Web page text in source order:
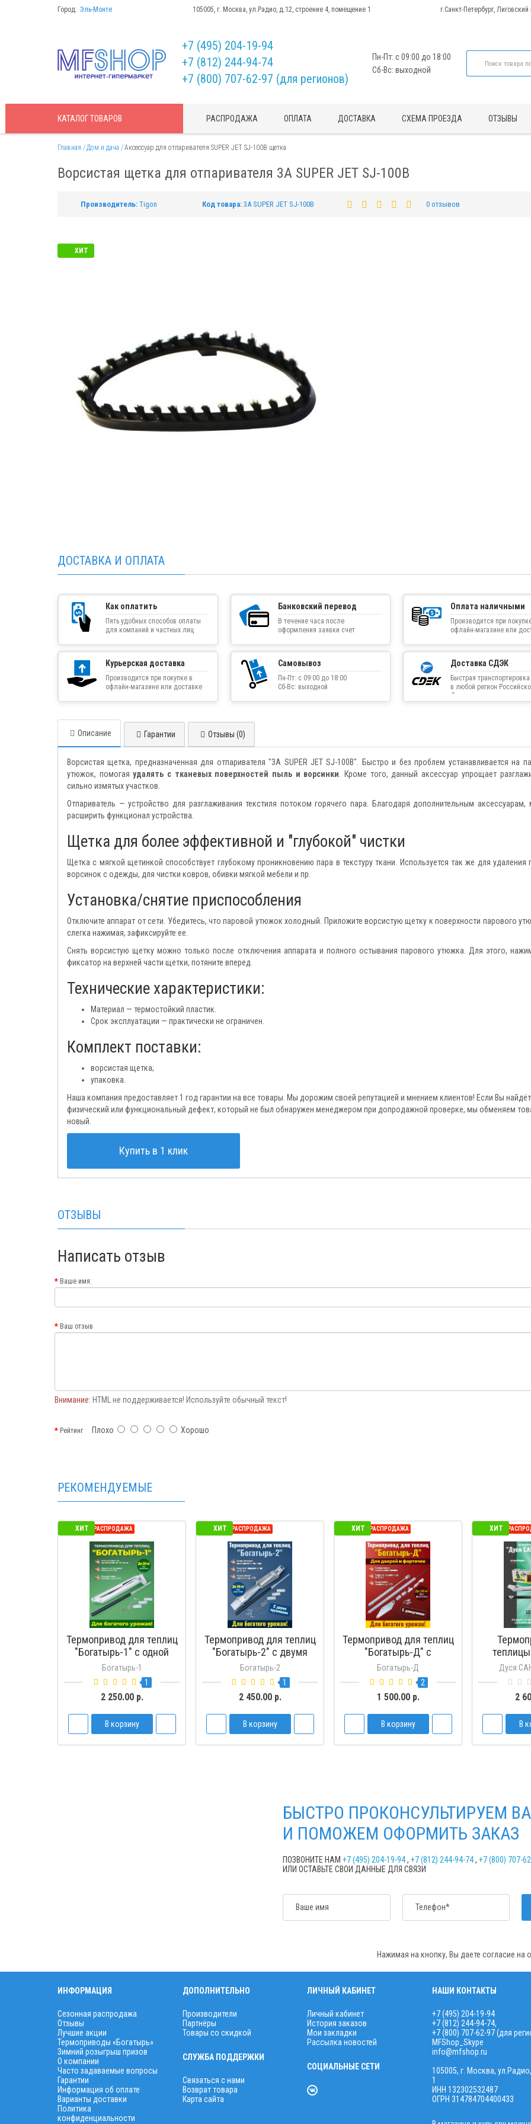
Город: Эль-Монте 105005, г. Москва, ул.Радио, д.12, строение 4, помещение 1 г.Санкт-Петербург,
+7 (495) 204-19-94
+7 (812) 244-94-74
+7 (800) 707-62-97 (для регионов)
Пн-Пт: с 09:00 до 18:00
Сб-Вс: выходной
КАТАЛОГТОВАРОВ РАСПРОДАЖА ОПЛАТА ДОСТАВКА СХЕМА ПРОЕЗДА ОТЗЫВЫ
Главная Дом и дача Аксессуар для отпаривателя SUPER JET SJ-100B щетка
Ворсистая щетка для отпаривателя 3A SUPER JET SJ-100B
Производитель: Tigon Код товара: 3A SUPER JET SJ-100B 0 отзывов
ХИТ
ДОСТАВКА И ОПЛАТА
Как оплатить
Пять удобных способов оплаты
для компаний и частных лиц
Банковский перевод
В течение часа после
оформления заявки счет
электронную почту
Оплата наличными
Производится при
офлайн-магазине или
Курьерская доставка
Производится при покупке в
офлайн-магазине или доставке
Самовывоз
Пн-Пт: с 09:00 до 18:00
Сб-Вс: выходной
Доставка СДЭК
Быстрая
в любой регион
Федерации
Описание Гарантии Отзывы (0)
Ворсистая щетка, предназначенная для отпаривателя "3A SUPER JET SJ-100B". Быстро и без проблем устанавливается на
утюжок, помогаяудалять с тканевых поверхностей пыль и ворсинки . Кроме того, данный аксессуар упрощает
сильно измятых участков.
Отпариватель — устройство для разглаживания текстиля потоком горячего пара. Благодаря дополнительным аксессуарам,
расширить функционал устройства.
Щетка для более эффективной и "глубокой" чистки
Щетка с мягкой щетинкой способствует глубокому проникновению пара в текстуру ткани. Используется так же для удаления
ворсинок с одежды, для чистки ковров, обивки мягкой мебели и пр.
Установка/снятие приспособления
Отключите аппарат от сети. Убедитесь, что паровой утюжок холодный. Приложите ворсистую щетку к поверхности парового
слегка нажимая, зафиксируйте ее.
Снять ворсистую щетку можно только после отключения аппарата и полного остывания парового утюжка. Для этого,
фиксатор на верхней части щетки, потяните вперед.
Технические характеристики:
Материал — термостойкий пластик.
Срок эксплуатации — практически не ограничен.
Комплект поставки:
ворсистая щетка;
упаковка.
Наша компания предоставляет 1 год гарантии на все товары. Мы дорожим своей репутацией и мнением клиентов! Если Вы
физический или функциональный дефект, который не был обнаружен менеджером при допродажной проверке, мы обменяем
новый.
Купить в 1 клик
ОТЗЫВЫ
Написать отзыв
Ваше имя:
Ваш отзыв
Внимание: HTML не поддерживается! Используйте обычный текст!
РейтингПлохо Хорошо
РЕКОМЕНДУЕМЫЕ
ХИТ
СЕЗОННАЯ РАСПРОДАЖА
Термопривод для теплиц
"Богатырь-1" с одной
пружиной
Богатырь-1
1
2 250.00 р.
В корзину
ХИТ
СЕЗОННАЯ РАСПРОДАЖА
Термопривод для теплиц
"Богатырь-2" с двумя
пружинами
Богатырь-2
1
2 450.00 р.
В корзину
ХИТ
СЕЗОННАЯ РАСПРОДАЖА
Термопривод для теплиц
"Богатырь-Д" с
доводчиком
Богатырь-Д
2
1 500.00 р.
В корзину
ХИТ
СЕЗОННАЯ
Дуся
2
В
БЫСТРО ПРОКОНСУЛЬТИРУЕМ
И ПОМОЖЕМ ОФОРМИТЬ ЗАКАЗ
ПОЗВОНИТЕ НАМ +7 (495) 204-19-94, +7 (812) 244-94-74, +7 (800) 707-
ИЛИ ОСТАВЬТЕ СВОИ ДАННЫЕ ДЛЯ СВЯЗИ
Ваше имя Телефон*
Нажимая на кнопку, Вы даете согласие на
ИНФОРМАЦИЯ
Сезонная распродажа
Отзывы
Лучшие акции
Термоприводы «Богатырь»
Зимний розыгрыш призов
О компании
Часто задаваемые вопросы
Гарантии
Информация об оплате
Варианты доставки
Политика
конфиденциальности
ДОПОЛНИТЕЛЬНО
Производители
Партнёры
Товары со скидкой
СЛУЖБА ПОДДЕРЖКИ
Связаться с нами
Возврат товара
Карта сайта
ЛИЧНЫЙ КАБИНЕТ
Личный кабинет
История заказов
Мои закладки
Рассылка новостей
СОЦИАЛЬНЫЕ СЕТИ
НАШИ КОНТАКТЫ
+7 (495) 204-19-94
+7 (812) 244-94-74,
+7 (800) 707-62-97 (для
MFShop_Skype
info@mfshop.ru
105005, г. Москва,
1
ИНН 132302532487
ОГРН 314784704400433